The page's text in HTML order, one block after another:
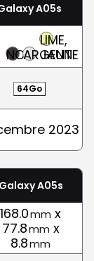
A05s
NOIRARGENT
LIME,
JAUNE
64Go
2023
Galaxy A05s
168.0mm x
77.8mm x
8.8mm